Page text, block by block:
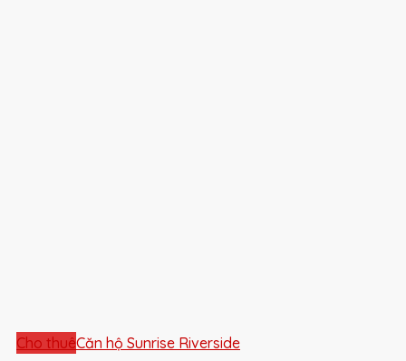
Cho thuêCăn hộ Sunrise Riverside